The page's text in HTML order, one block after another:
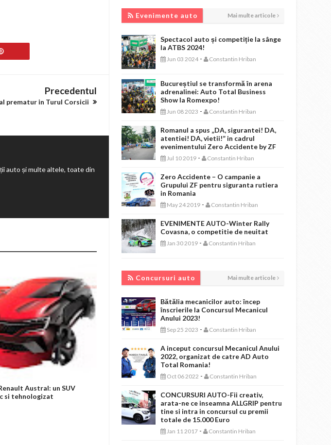
Precedentul
prematur in Turul Corsicii
auto și multe altele, toate din
Austral: un SUV
si tehnologizat
Evenimente auto Mai multe articole
Spectacol auto și competiție la sânge
la ATBS 2024!
Jun 03 2024 - Constantin Hriban
Bucureștiul se transformă în arena
adrenalinei: Auto Total Business
Show la Romexpo!
Jun 08 2023 - Constantin Hriban
Romanul a spus „DA, sigurantei! DA,
atentiei! DA, vietii!” in cadrul
evenimentului Zero Accidente by ZF
Jul 10 2019 - Constantin Hriban
Zero Accidente – O campanie a
Grupului ZF pentru siguranta rutiera
in Romania
May 24 2019 - Constantin Hriban
EVENIMENTE AUTO-Winter Rally
Covasna, o competitie de neuitat
Jan 30 2019 - Constantin Hriban
Concursuri auto Mai multe articole
Bătălia mecanicilor auto: încep
înscrierile la Concursul Mecanicul
Anului 2023!
Sep 25 2023 - Constantin Hriban
A inceput concursul Mecanicul Anului
2022, organizat de catre AD Auto
Total Romania!
Oct 06 2022 - Constantin Hriban
CONCURSURI AUTO-Fii creativ,
arata-ne ce inseamna ALLGRIP pentru
tine si intra in concursul cu premii
totale de 15.000 Euro
Jan 11 2017 - Constantin Hriban